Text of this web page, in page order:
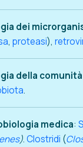
dei
, proteasi),
della
.
medica:
).Clostridi (